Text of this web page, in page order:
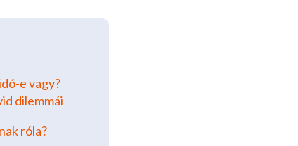
e vagy?
dilemmái
róla?